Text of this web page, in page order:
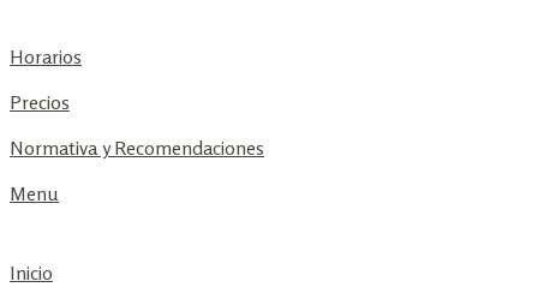
Horarios
Precios
Normativa y Recomendaciones
Menu
Inicio